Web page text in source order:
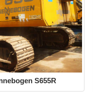
S655R